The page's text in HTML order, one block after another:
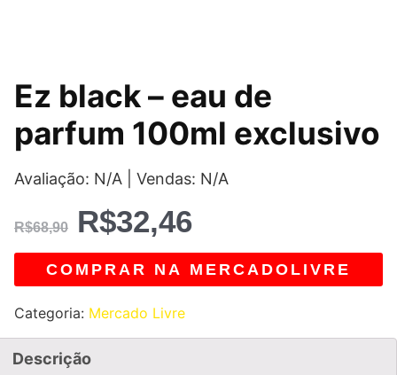
Ez black – eau de
parfum 100ml exclusivo
Avaliação: N/A | Vendas: N/A
R$68,90
O
preço
original
era:
R$68,90.
R$32,46
O
preço
é:
R$32,46.
COMPRAR NA MERCADOLIVRE
Categoria: Mercado Livre
Descrição